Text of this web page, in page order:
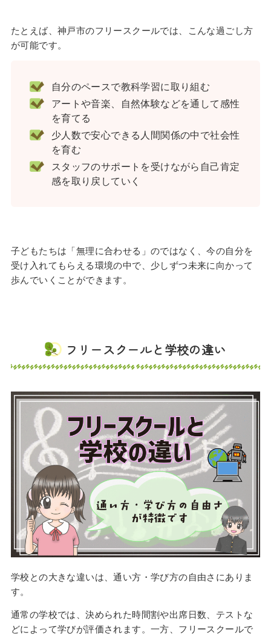
たとえば、神戸市のフリースクールでは、こんな過ごし方
が可能です。
自分のペースで教科学習に取り組む
アートや音楽、自然体験などを通して感性
を育てる
少人数で安心できる人間関係の中で社会性
を育む
スタッフのサポートを受けながら自己肯定
感を取り戻していく
子どもたちは「無理に合わせる」のではなく、今の自分を
受け入れてもらえる環境の中で、少しずつ未来に向かって
歩んでいくことができます。
フリースクールと学校の違い
学校との大きな違いは、通い方・学び方の自由さにありま
す。
通常の学校では、決められた時間割や出席日数、テストな
どによって学びが評価されます。一方、フリースクールで